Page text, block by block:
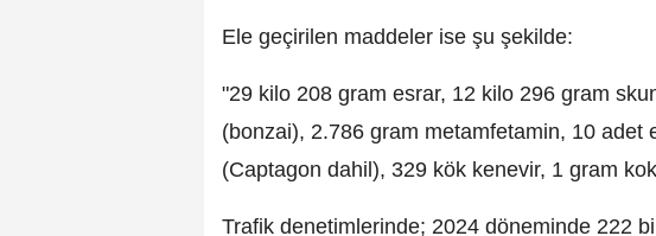
Ele geçirilen maddeler ise şu şekilde:
"29 kilo 208 gram esrar, 12 kilo 296 gram
(bonzai), 2.786 gram metamfetamin, 10 adet
(Captagon dahil), 329 kök kenevir, 1 gram
Trafik denetimlerinde; 2024 döneminde 222